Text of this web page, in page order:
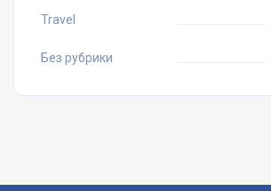
Travel
Без рубрики